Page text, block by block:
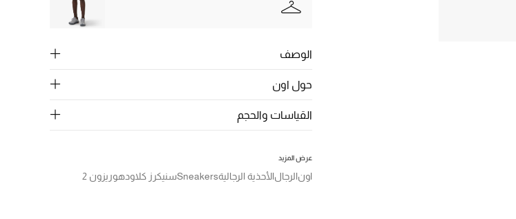
الوصف
حول اون
القياسات والحجم
عرض المزيد
اونالرجالالأحذية الرجاليةSneakersسنيكرز كلاودهوريزون 2